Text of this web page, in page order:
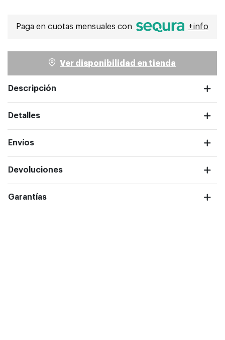
completa
completa
Paga en cuotas mensuales con +info
Ver disponibilidad en tienda
Descripción
Detalles
Envíos
Devoluciones
Garantías